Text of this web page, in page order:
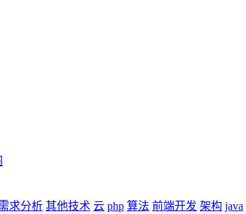
求分析 其他技术 云 php 算法 前端开发 架构 java